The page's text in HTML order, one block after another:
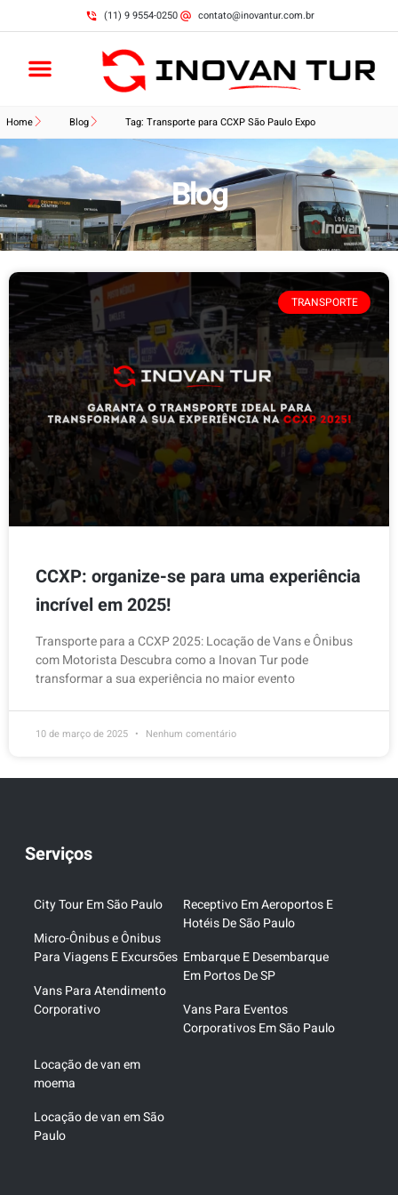
(11) 9 9554-0250 contato@inovantur.com.br
Home Blog Tag: Transporte para CCXP São Paulo Expo
Blog
TRANSPORTE
CCXP: organize-se para uma experiência
incrível em 2025!
Transporte para a CCXP 2025: Locação de Vans e Ônibus
com Motorista Descubra como a Inovan Tur pode
transformar a sua experiência no maior evento
10 de março de 2025 Nenhum comentário
Serviços
City Tour Em São Paulo
Micro-Ônibus e Ônibus
Para Viagens E Excursões
Vans Para Atendimento
Corporativo
Receptivo Em Aeroportos E
Hotéis De São Paulo
Embarque E Desembarque
Em Portos De SP
Vans Para Eventos
Corporativos Em São Paulo
Locação de van em
moema
Locação de van em São
Paulo